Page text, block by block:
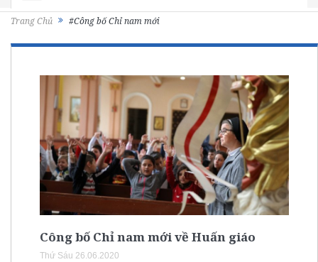
Trang Chủ #Công bố Chỉ nam mới
Công bố Chỉ nam mới về Huấn giáo
Thứ Sáu 26.06.2020